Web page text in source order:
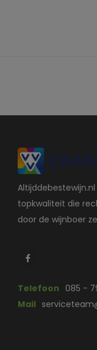
topkwaliteit die
door de wijnboer
Telefoon 085 -
Mail